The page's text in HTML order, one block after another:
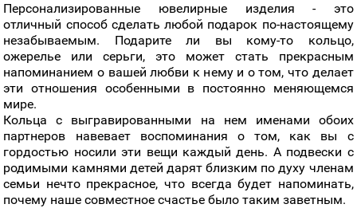
Персонализированные ювелирные изделия - это
отличный способ сделать любой подарок по-настоящему
незабываемым. Подарите ли вы кому-то кольцо,
ожерелье или серьги, это может стать прекрасным
напоминанием о вашей любви к нему и о том, что делает
эти отношения особенными в постоянно меняющемся
мире.
Кольца с выгравированными на нем именами обоих
партнеров навевает воспоминания о том, как вы с
гордостью носили эти вещи каждый день. А подвески с
родимыми камнями детей дарят близким по духу членам
семьи нечто прекрасное, что всегда будет напоминать,
почему наше совместное счастье было таким заветным.